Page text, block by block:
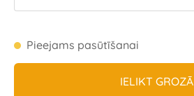
Pieejams pasūtīšanai
IELIKT GROZĀ